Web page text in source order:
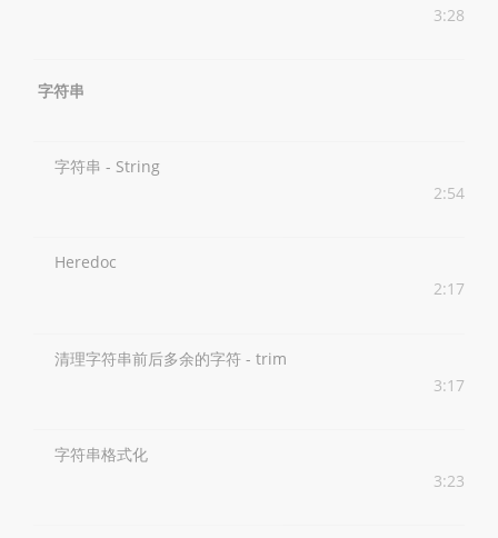
3:28
字符串
字符串 - String
2:54
Heredoc
2:17
清理字符串前后多余的字符 - trim
3:17
字符串格式化
3:23